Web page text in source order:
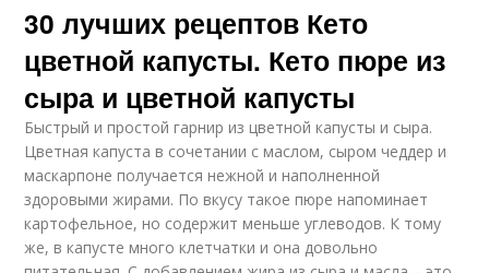
30 лучших рецептов Кето
цветной капусты. Кето пюре из
сыра и цветной капусты
Быстрый и простой гарнир из цветной капусты и сыра.
Цветная капуста в сочетании с маслом, сыром чеддер и
маскарпоне получается нежной и наполненной
здоровыми жирами. По вкусу такое пюре напоминает
картофельное, но содержит меньше углеводов. К тому
же, в капусте много клетчатки и она довольно